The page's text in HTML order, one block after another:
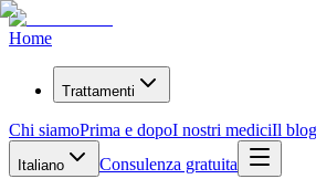
Home
Trattamenti
Chi siamoPrima e dopoI nostri mediciIl
Italiano Consulenza gratuita